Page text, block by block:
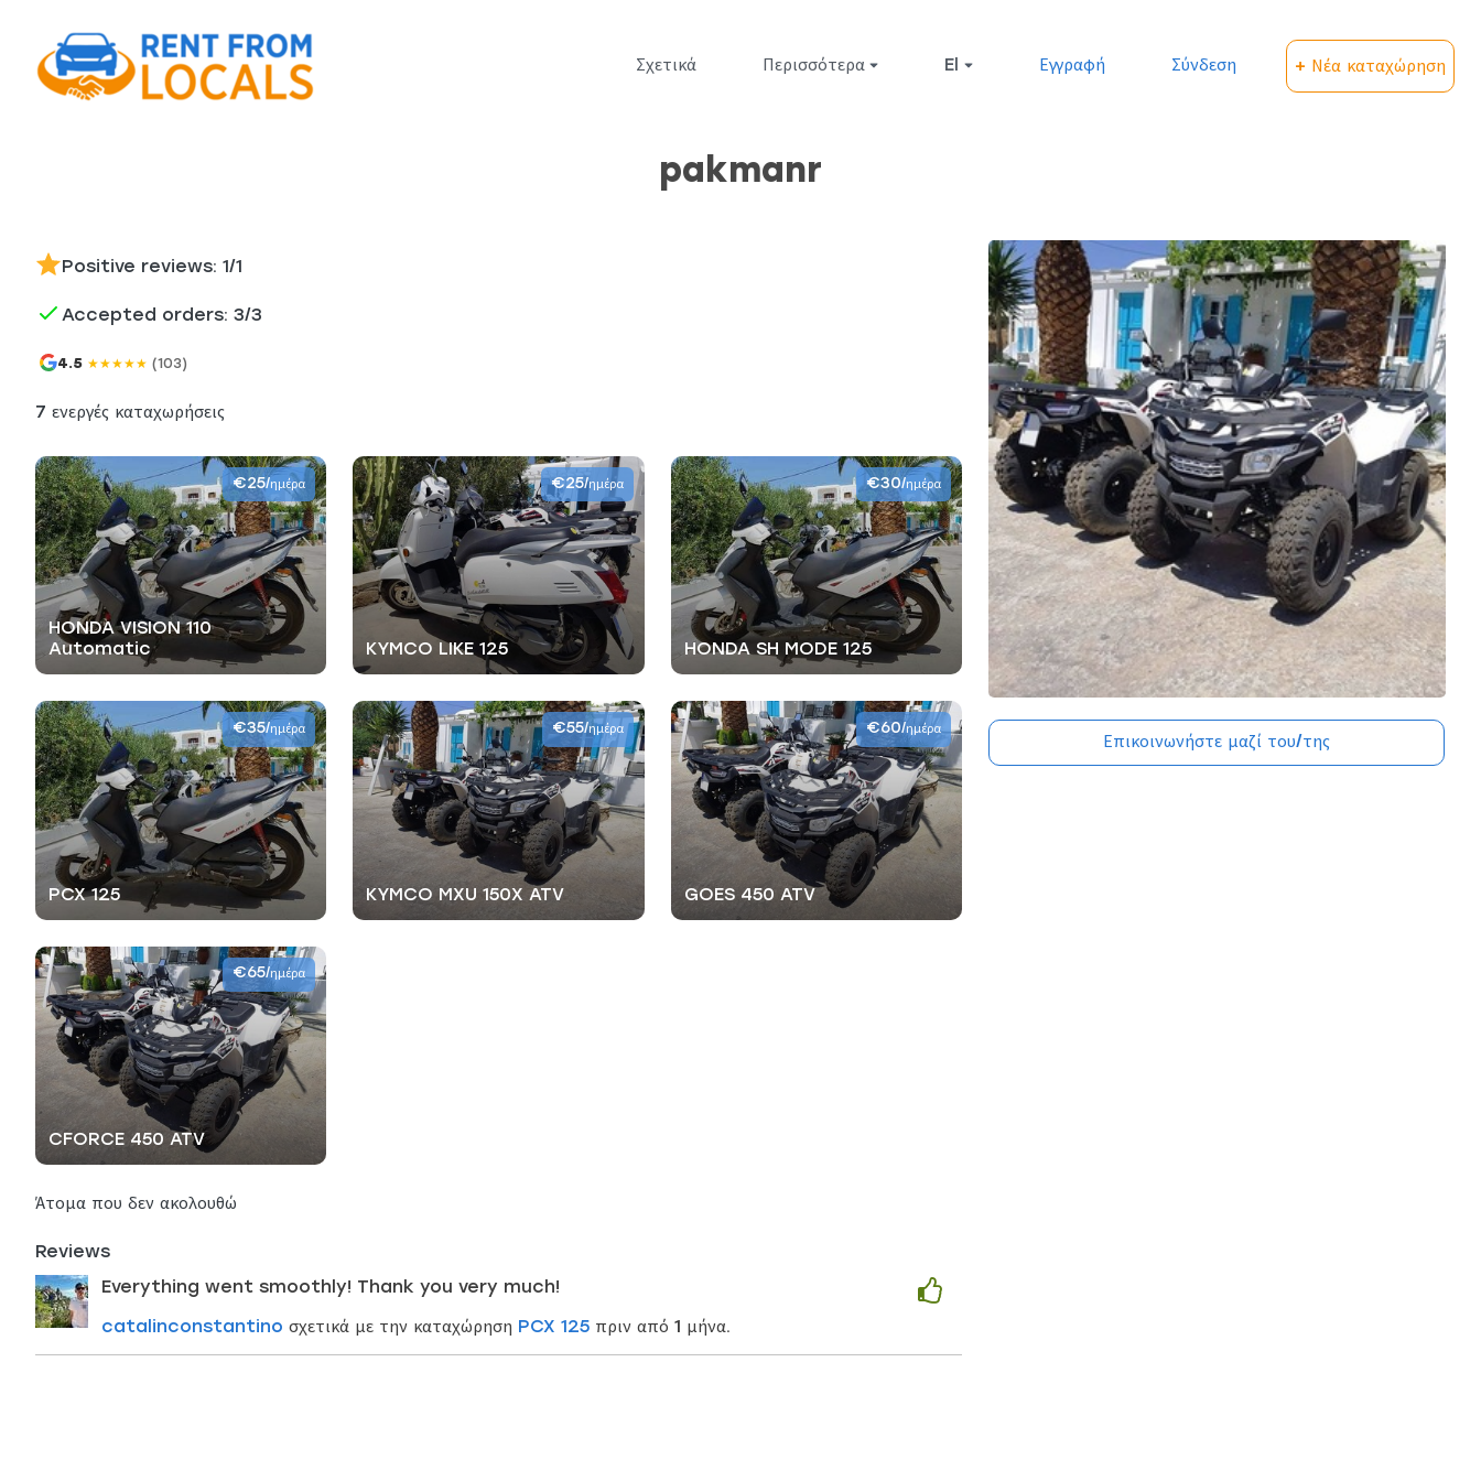
Σχετικά Περισσότερα Εγγραφή Σύνδεση + Νέα καταχώρηση
pakmanr
Positive reviews: 1/1
Accepted orders: 3/3
4.5 ★★★★★ (103)
7 ενεργές καταχωρήσεις
HONDA VISION 110
Automatic
€25/ημέρα
KYMCO LIKE 125
€25/ημέρα
HONDA SH MODE 125
€30/ημέρα
PCX 125
€35/ημέρα
KYMCO MXU 150X ATV
€55/ημέρα
GOES 450 ATV
€60/ημέρα
CFORCE 450 ATV
€65/ημέρα
Άτομα που δεν ακολουθώ
Reviews
Everything went smoothly! Thank you very much!
catalinconstantino σχετικά με την καταχώρηση PCX 125 πριν από 1 μήνα.
Επικοινωνήστε μαζί του/της